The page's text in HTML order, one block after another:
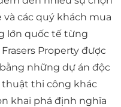
các quý khách mua
lớn quốc tế từng
Property được
những dự án độc
thuật thi công khác
khai phá định nghĩa